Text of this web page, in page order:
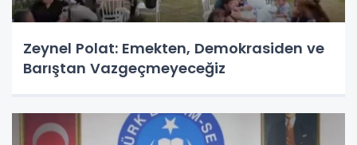
Zeynel Polat: Emekten, Demokrasiden ve
Barıştan Vazgeçmeyeceğiz